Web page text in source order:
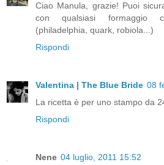
Ciao Manula, grazie! Puoi
con qualsiasi formaggio
(philadelphia, quark, robiola...)
Rispondi
Valentina | The Blue Bride 08
La ricetta è per uno stampo da
Rispondi
Nene 04 luglio, 2011 15:52